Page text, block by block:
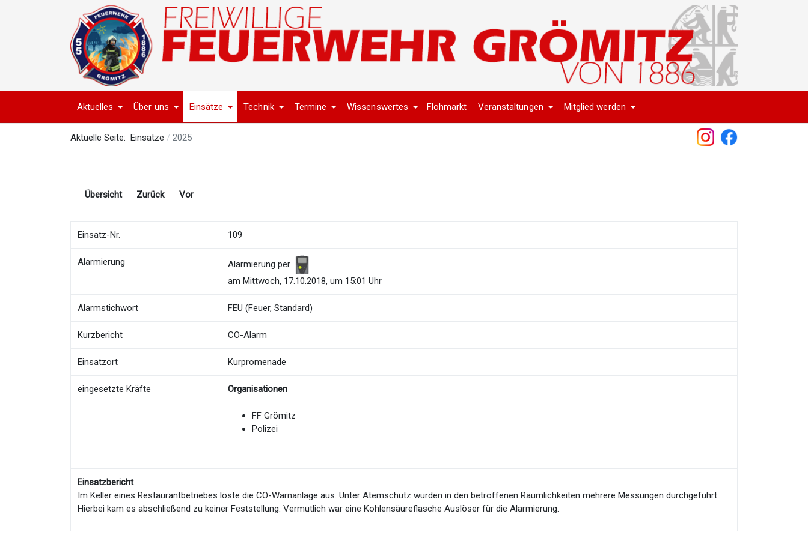
Aktuelles Über uns Einsätze Technik Termine Wissenswertes Flohmarkt Veranstaltungen Mitglied werden
Aktuelle Seite: Einsätze 2025
Übersicht Zurück Vor
Einsatz-Nr. 109
Alarmierung
Alarmierung per
am Mittwoch, 17.10.2018, um 15:01 Uhr
Alarmstichwort FEU (Feuer, Standard)
Kurzbericht CO-Alarm
Einsatzort Kurpromenade
eingesetzte Kräfte Organisationen
FF Grömitz
Polizei
Einsatzbericht
Im Keller eines Restaurantbetriebes löste die CO-Warnanlage aus. Unter Atemschutz wurden in den betroffenen Räumlichkeiten mehrere Messungen durchgeführt.
Hierbei kam es abschließend zu keiner Feststellung. Vermutlich war eine Kohlensäureflasche Auslöser für die Alarmierung.